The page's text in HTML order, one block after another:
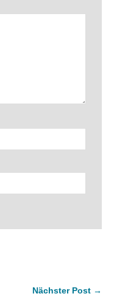
Nächster Post →